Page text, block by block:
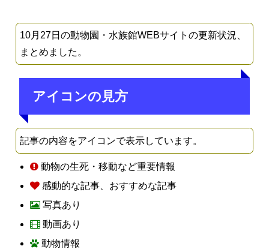
10月27日の動物園・水族館WEBサイトの更新状況、
まとめました。
アイコンの見方
記事の内容をアイコンで表示しています。
動物の生死・移動など重要情報
感動的な記事、おすすめな記事
写真あり
動画あり
動物情報